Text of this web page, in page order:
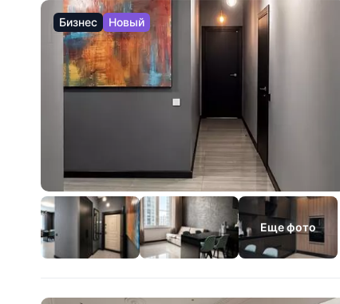
Бизнес Новый
Еще фото